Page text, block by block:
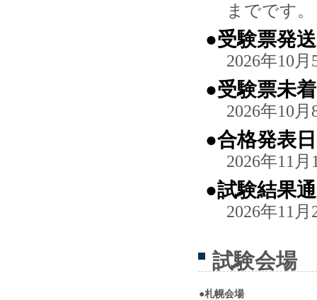
までです。
●受験票発
2026年10
●受験票未
2026年10
●合格発表日
2026年11
●試験結果
2026年11月
試験会場
●札幌会場